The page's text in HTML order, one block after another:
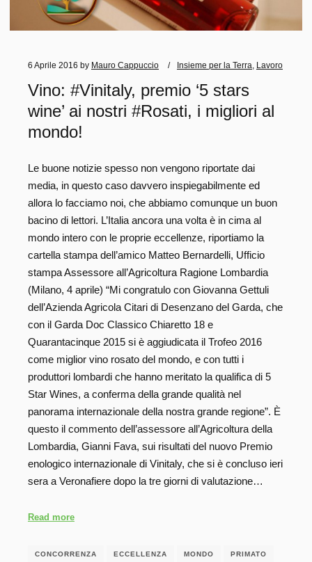
6 Aprile 2016 by Mauro Cappuccio Insieme per la Terra Lavoro
Vino: #Vinitaly, premio ‘5 stars
wine’ ai nostri #Rosati, i migliori al
mondo!
Le buone notizie spesso non vengono riportate dai
media, in questo caso davvero inspiegabilmente ed
allora lo facciamo noi, che abbiamo comunque un buon
bacino di lettori. L’Italia ancora una volta è in cima al
mondo intero con le proprie eccellenze, riportiamo la
cartella stampa dell’amico Matteo Bernardelli, Ufficio
stampa Assessore all’Agricoltura Ragione Lombardia
(Milano, 4 aprile) “Mi congratulo con Giovanna Gettuli
dell’Azienda Agricola Citari di Desenzano del Garda, che
con il Garda Doc Classico Chiaretto 18 e
Quarantacinque 2015 si è aggiudicata il Trofeo 2016
come miglior vino rosato del mondo, e con tutti i
produttori lombardi che hanno meritato la qualifica di 5
Star Wines, a conferma della grande qualità nel
panorama internazionale della nostra grande regione”. È
questo il commento dell’assessore all’Agricoltura della
Lombardia, Gianni Fava, sui risultati del nuovo Premio
enologico internazionale di Vinitaly, che si è concluso ieri
sera a Veronafiere dopo la tre giorni di valutazione…
Read more
CONCORRENZA ECCELLENZA MONDO PRIMATO